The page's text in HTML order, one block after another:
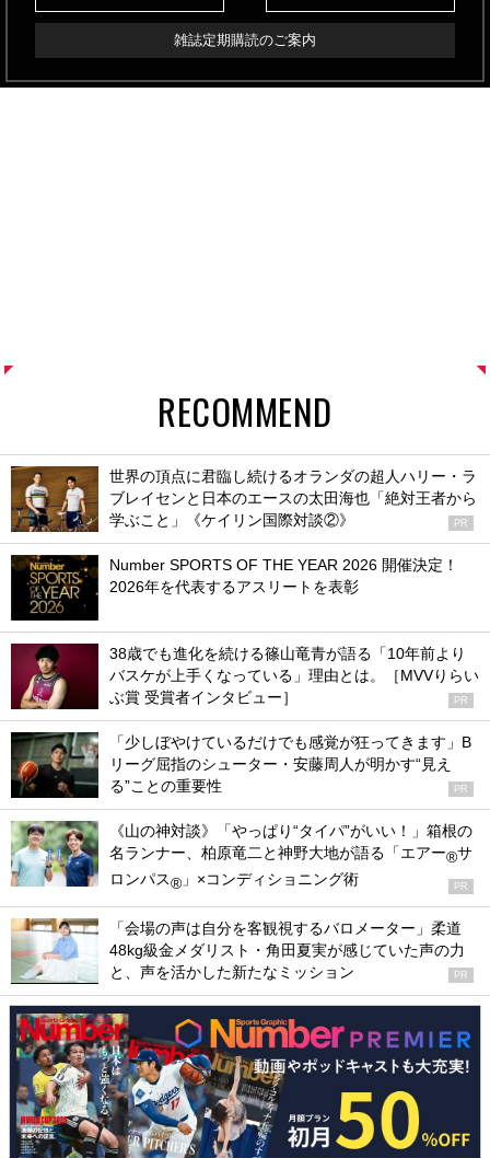
雑誌定期購読のご案内
RECOMMEND
世界の頂点に君臨し続けるオランダの超人ハリー・ラ
ブレイセンと日本のエースの太田海也「絶対王者から
学ぶこと」《ケイリン国際対談②》
PR
Number SPORTS OF THE YEAR 2026 開催決定！
2026年を代表するアスリートを表彰
38歳でも進化を続ける篠山竜青が語る「10年前より
バスケが上手くなっている」理由とは。［MVVりらい
ぶ賞 受賞者インタビュー］
PR
「少しぼやけているだけでも感覚が狂ってきます」B
リーグ屈指のシューター・安藤周人が明かす“見え
る”ことの重要性
PR
《山の神対談》「やっぱり“タイパ”がいい！」箱根の
名ランナー、柏原竜二と神野大地が語る「エアー®サ
ロンパス® 」×コンディショニング術 PR
「会場の声は自分を客観視するバロメーター」柔道
48kg級金メダリスト・角田夏実が感じていた声の力
と、声を活かした新たなミッション
PR